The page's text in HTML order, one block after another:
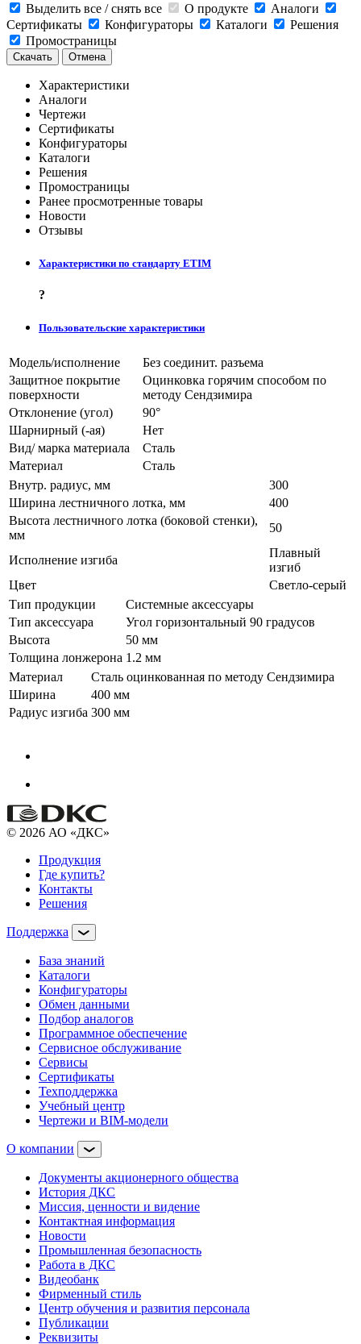
Выделить все / снять все
О продукте
Аналоги
Сертификаты
Конфигураторы Каталоги
Решения
Промостраницы
Скачать Отмена
Характеристики
Аналоги
Чертежи
Сертификаты
Конфигураторы
Каталоги
Решения
Промостраницы
Ранее просмотренные товары
Новости
Отзывы
Характеристики по стандарту ETIM
?
Пользовательские характеристики
Модель/исполнение
Без соединит. разъема
Защитное покрытие
поверхности
Оцинковка горячим способом по
методу Сендзимира
Отклонение (угол)
90°
Шарнирный (-ая)
Нет
Вид/ марка материала
Сталь
Материал
Сталь
Внутр. радиус, мм
300
Ширина лестничного лотка, мм
400
Высота лестничного лотка (боковой стенки),
мм
50
Исполнение изгиба
Плавный
изгиб
Цвет
Светло-серый
Тип продукции
Системные аксессуары
Тип аксессуара
Угол горизонтальный 90 градусов
Высота
50 мм
Толщина лонжерона 1.2 мм
Материал
Сталь оцинкованная по методу Сендзимира
Ширина
400 мм
Радиус изгиба 300 мм
© 2026 АО «ДКС»
Продукция
Где купить?
Контакты
Решения
Поддержка
База знаний
Каталоги
Конфигураторы
Обмен данными
Подбор аналогов
Программное обеспечение
Сервисное обслуживание
Сервисы
Сертификаты
Техподдержка
Учебный центр
Чертежи и BIM-модели
О компании
Документы акционерного общества
История ДКС
Миссия, ценности и видение
Контактная информация
Новости
Промышленная безопасность
Работа в ДКС
Видеобанк
Фирменный стиль
Центр обучения и развития персонала
Публикации
Реквизиты